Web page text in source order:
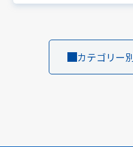
カテゴリー